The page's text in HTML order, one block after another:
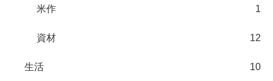
米作 1
資材 12
生活 10